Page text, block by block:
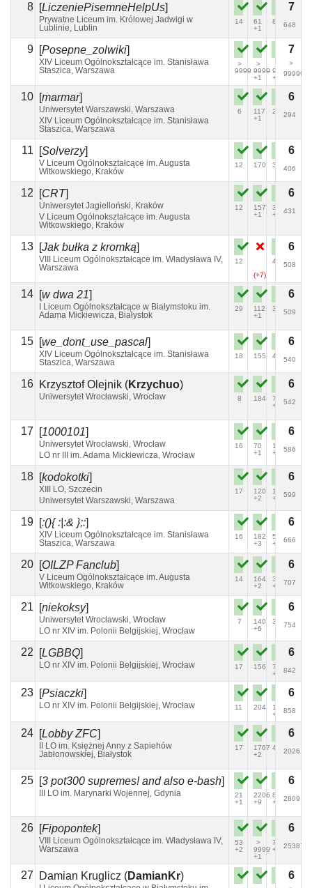
8 [LiczeniePisemneHelpUs]
Prywatne Liceum im. Królowej Jadwigi w
Lublinie, Lublin
14
61
+1
81 192
7
648
9 [Posepne_zolwiki]
XIV Liceum Ogólnokształcące im. Stanisława
Staszica, Warszawa
>
9999
>
9999
+1
9999
+3
9999
7
>
99999
10 [marmar]
Uniwersytet Warszawski, Warszawa
XIV Liceum Ogólnokształcące im. Stanisława
Staszica, Warszawa
6
117
+1
27
6
294
11 [Solverzy]
V Liceum Ogólnokształcące im. Augusta
Witkowskiego, Kraków
12 170 39
6
406
12 [CRT]
Uniwersytet Jagielloński, Kraków
V Liceum Ogólnokształcące im. Augusta
Witkowskiego, Kraków
12
157
+1
38
+2
6
431
13 [Jak bułka z kromką]
VIII Liceum Ogólnokształcące im. Władysława IV,
Warszawa
12
(+7)
40
132
+2
6
508
14 [w dwa 21]
I Liceum Ogólnokształcące w Białymstoku im.
Adama Mickiewicza, Białystok
29
112
+1
33
6
509
15 [we_dont_use_pascal]
XIV Liceum Ogólnokształcące im. Stanisława
Staszica, Warszawa
18 155 47
6
540
16 Krzysztof Olejnik (Krzychuo)
Uniwersytet Wrocławski, Wrocław 8 184
71
+5
6
542
17 [1000101]
Uniwersytet Wrocławski, Wrocław
LO nr III im. Adama Mickiewicza, Wrocław
16
70
+1
128
+5
6
586
18 [kodokotki]
XIII LO, Szczecin
Uniwersytet Warszawski, Warszawa
17
120
+2
109
+2
6
599
19 [:(){ :|:& };:]
XIV Liceum Ogólnokształcące im. Stanisława
Staszica, Warszawa
16
182
+3
54
+1
6
666
20 [OILZP Fanclub]
V Liceum Ogólnokształcące im. Augusta
Witkowskiego, Kraków
14
164
+2
39
+1
6
707
21 [niekoksy]
Uniwersytet Wrocławski, Wrocław
LO nr XIV im. Polonii Belgijskiej, Wrocław
7
140
+6
37
6
754
22 [LGBBQ]
LO nr XIV im. Polonii Belgijskiej, Wrocław 17 156
77
+3
6
842
23 [Psiaczki]
LO nr XIV im. Polonii Belgijskiej, Wrocław 11 204
100
+5
6
858
24 [Lobby ZFC]
II LO im. Księżnej Anny z Sapiehów
Jabłonowskiej, Białystok
17
1767
+2
42
6
2026
25 [3 pot300 supremes! and also e-bash]
III LO im. Marynarki Wojennej, Gdynia
21
+1
2206
+9
82
+3
6
2809
26 [Fipopontek]
VIII Liceum Ogólnokształcące im. Władysława IV,
Warszawa
53
+2
>
9999
+1
747
+9
6
25387
27 Damian Kruglicz (DamianKr) 6